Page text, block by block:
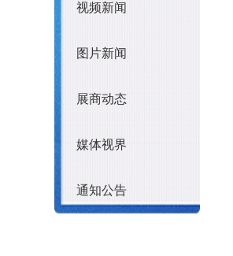
视频新闻
图片新闻
展商动态
媒体视界
通知公告